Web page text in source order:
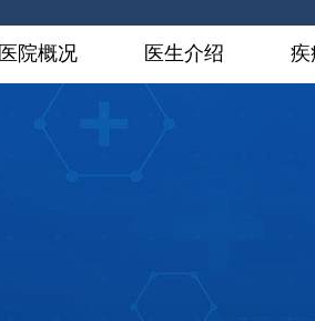
医院概况 医生介绍 疾